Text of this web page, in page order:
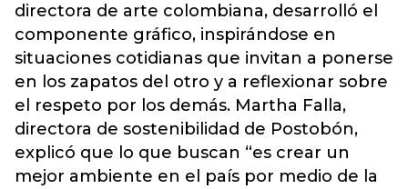
directora de arte colombiana, desarrolló el
componente gráfico, inspirándose en
situaciones cotidianas que invitan a ponerse
en los zapatos del otro y a reflexionar sobre
el respeto por los demás. Martha Falla,
directora de sostenibilidad de Postobón,
explicó que lo que buscan “es crear un
mejor ambiente en el país por medio de la